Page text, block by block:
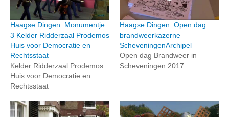
Haagse Dingen: Monumentje
3 Kelder Ridderzaal Prodemos
Huis voor Democratie en
Rechtsstaat
Kelder Ridderzaal Prodemos
Huis voor Democratie en
Rechtsstaat
Haagse Dingen: Open dag
brandweerkazerne
ScheveningenArchipel
Open dag Brandweer in
Scheveningen 2017